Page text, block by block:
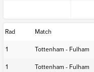
Rad Match
1
Tottenham - Fulham
1
Tottenham - Fulham